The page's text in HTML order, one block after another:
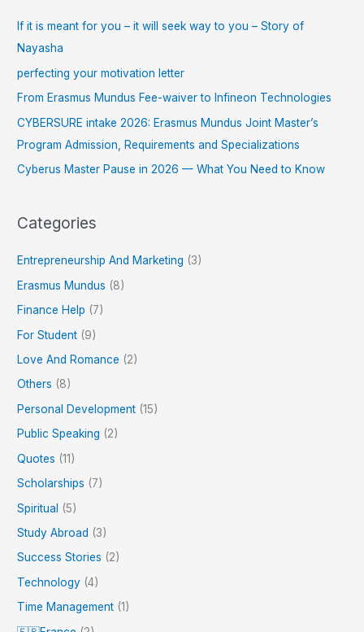
If it is meant for you – it will seek way to you – Story of
Nayasha
perfecting your motivation letter
From Erasmus Mundus Fee-waiver to Infineon Technologies
CYBERSURE intake 2026: Erasmus Mundus Joint Master’s
Program Admission, Requirements and Specializations
Cyberus Master Pause in 2026 — What You Need to Know
Categories
Entrepreneurship And Marketing (3)
Erasmus Mundus (8)
Finance Help (7)
For Student (9)
Love And Romance (2)
Others (8)
Personal Development (15)
Public Speaking (2)
Quotes (11)
Scholarships (7)
Spiritual (5)
Study Abroad (3)
Success Stories (2)
Technology (4)
Time Management (1)